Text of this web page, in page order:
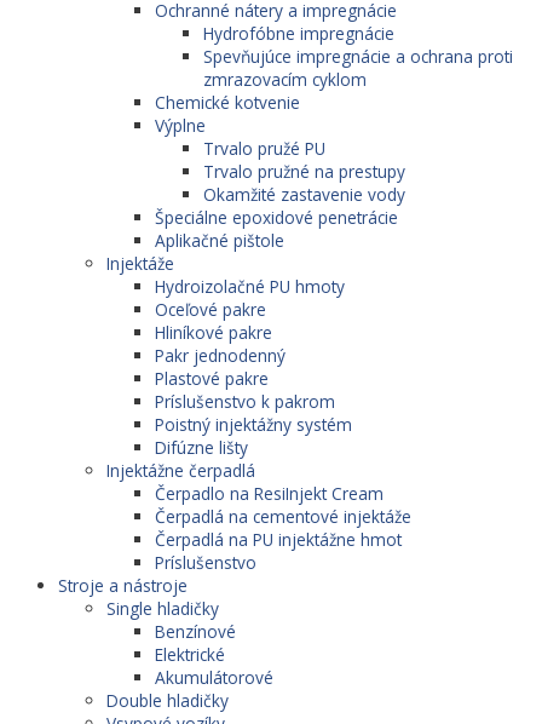
Ochranné nátery a impregnácie
Hydrofóbne impregnácie
Spevňujúce impregnácie a ochrana proti
zmrazovacím cyklom
Chemické kotvenie
Výplne
Trvalo pružé PU
Trvalo pružné na prestupy
Okamžité zastavenie vody
Špeciálne epoxidové penetrácie
Aplikačné pištole
Injektáže
Hydroizolačné PU hmoty
Oceľové pakre
Hliníkové pakre
Pakr jednodenný
Plastové pakre
Príslušenstvo k pakrom
Poistný injektážny systém
Difúzne lišty
Injektážne čerpadlá
Čerpadlo na ResiInjekt Cream
Čerpadlá na cementové injektáže
Čerpadlá na PU injektážne hmot
Príslušenstvo
Stroje a nástroje
Single hladičky
Benzínové
Elektrické
Akumulátorové
Double hladičky